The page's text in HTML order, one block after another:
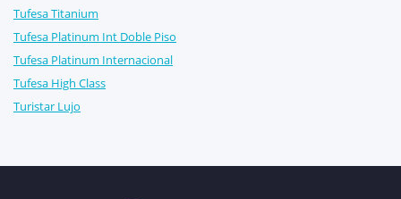
Tufesa Titanium
Tufesa Platinum Int Doble Piso
Tufesa Platinum Internacional
Tufesa High Class
Turistar Lujo